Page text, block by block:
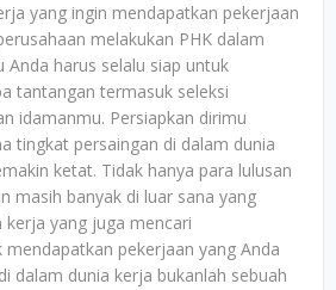
yang ingin mendapatkan pekerjaan
melakukan PHK dalam
Anda harus selalu siap untuk
tantangan termasuk seleksi
idamanmu. Persiapkan dirimu
tingkat persaingan di dalam dunia
ketat. Tidak hanya para lulusan
masih banyak di luar sana yang
yang juga mencari
pekerjaan yang Anda
dalam dunia kerja bukanlah sebuah